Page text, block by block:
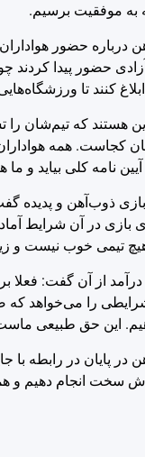
به موفقیت برسیم.
حضور
حضور پیدا
کنند تا
هستند که تیم‌شان
همه هواداران
آیین نامه کلی بیاید و
بازی ذوب‌آهن و
بازی در آن شرایط
تیمی خوب نیست و
از آن گفت:
را می‌خواهد که
این حق طبیعی
پایان در رابطه با
سخت انجام دهیم و